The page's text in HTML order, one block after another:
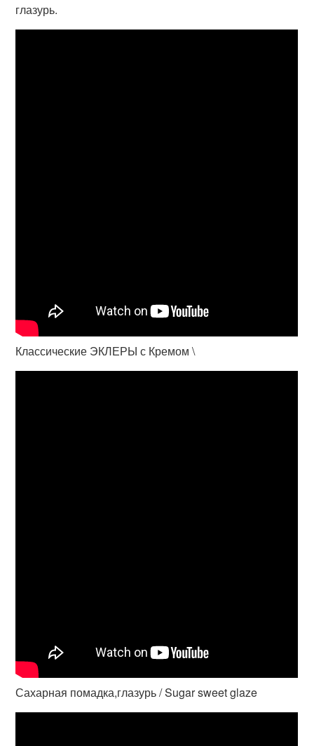
глазурь.
Классические ЭКЛЕРЫ с Кремом \
Сахарная помадка,глазурь / Sugar sweet glaze